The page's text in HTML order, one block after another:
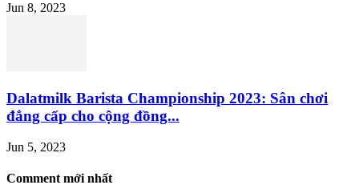
Jun 8, 2023
Dalatmilk Barista Championship 2023: Sân chơi
đẳng cấp cho cộng đồng...
Jun 5, 2023
Comment mới nhất